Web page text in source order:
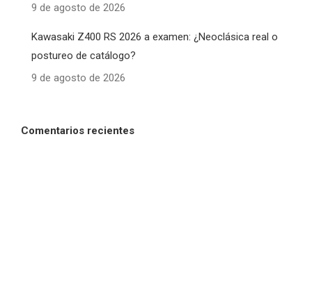
9 de agosto de 2026
Kawasaki Z400 RS 2026 a examen: ¿Neoclásica real o
postureo de catálogo?
9 de agosto de 2026
Comentarios recientes